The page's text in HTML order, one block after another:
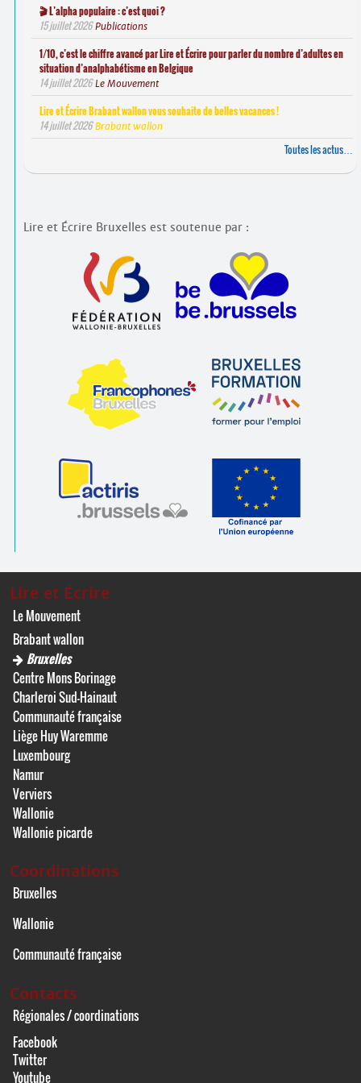
🎬 L’alpha populaire : c’est quoi ?
15 juillet 2026 Publications
1/10, c’est le chiffre avancé par Lire et Écrire pour parler du nombre d’adultes en
situation d’analphabétisme en Belgique
14 juillet 2026 Le Mouvement
Lire et Écrire Brabant wallon vous souhaite de belles vacances !
14 juillet 2026 Brabant wallon
Toutes les actus…
Lire et Écrire Bruxelles est soutenue par :
Lire et Écrire
Le Mouvement
Brabant wallon
Bruxelles
Centre Mons Borinage
Charleroi Sud-Hainaut
Communauté française
Liège Huy Waremme
Luxembourg
Namur
Verviers
Wallonie
Wallonie picarde
Coordinations
Bruxelles
Wallonie
Communauté française
Contacts
Régionales / coordinations
Facebook
Twitter
Youtube